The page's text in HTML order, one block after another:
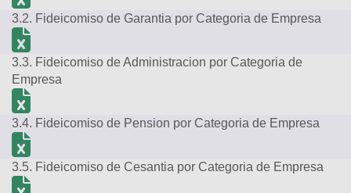
3.2. Fideicomiso de Garantia por Categoria de Empresa
3.3. Fideicomiso de Administracion por Categoria de
Empresa
3.4. Fideicomiso de Pension por Categoria de Empresa
3.5. Fideicomiso de Cesantia por Categoria de Empresa